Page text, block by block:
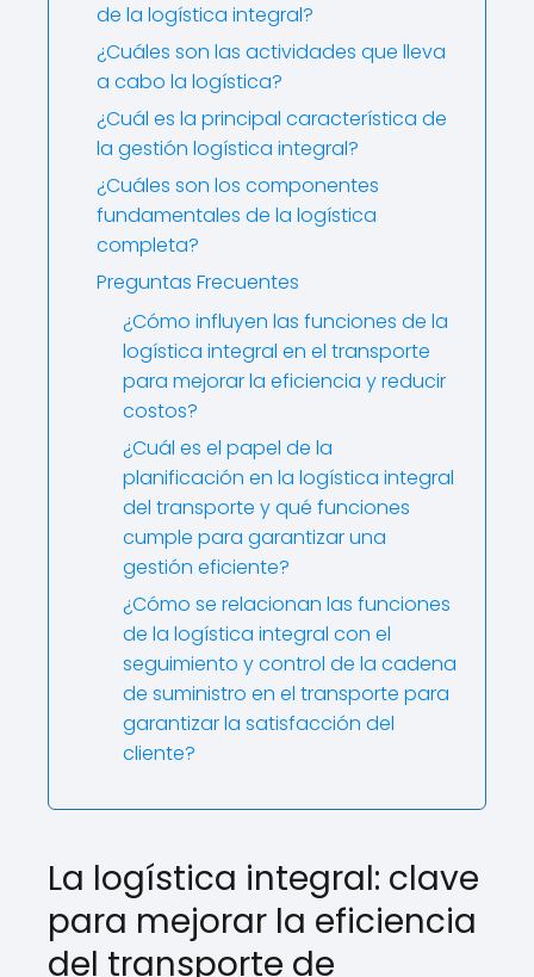
de la logística integral?
¿Cuáles son las actividades que lleva
a cabo la logística?
¿Cuál es la principal característica de
la gestión logística integral?
¿Cuáles son los componentes
fundamentales de la logística
completa?
Preguntas Frecuentes
¿Cómo influyen las funciones de la
logística integral en el transporte
para mejorar la eficiencia y reducir
costos?
¿Cuál es el papel de la
planificación en la logística integral
del transporte y qué funciones
cumple para garantizar una
gestión eficiente?
¿Cómo se relacionan las funciones
de la logística integral con el
seguimiento y control de la cadena
de suministro en el transporte para
garantizar la satisfacción del
cliente?
La logística integral: clave
para mejorar la eficiencia
del transporte de